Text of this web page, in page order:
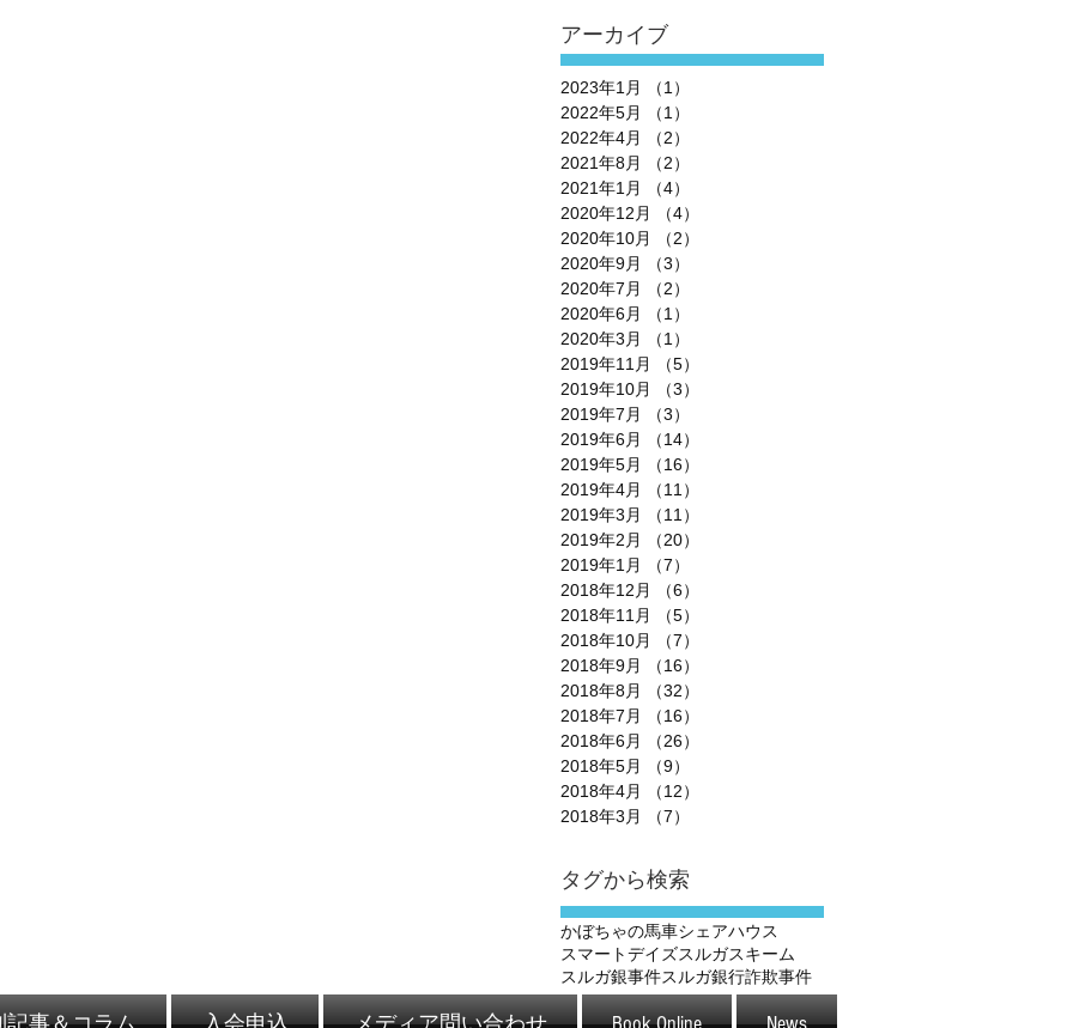
アーカイブ
2023年1月 （1）
2022年5月
（1）
2022年4月
（2）
2021年8月
（2）
2021年1月
（4）
2020年12月
（4）
2020年10月
（2）
2020年9月
（3）
2020年7月
（2）
2020年6月
（1）
2020年3月
（1）
2019年11月
（5）
2019年10月
（3）
2019年7月
（3）
2019年6月
（14）
2019年5月
（16）
2019年4月
（11）
2019年3月
（11）
2019年2月
（20）
2019年1月
（7）
2018年12月
（6）
2018年11月
（5）
2018年10月
（7）
2018年9月
（16）
2018年8月
（32）
2018年7月
（16）
2018年6月
（26）
2018年5月
（9）
2018年4月
（12）
2018年3月
（7）
タグから検索
かぼちゃの馬車シェアハウス
スマートデイズスルガスキーム
スルガ銀事件スルガ銀行詐欺事件